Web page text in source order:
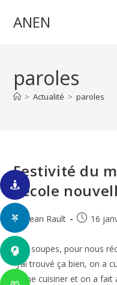
ANEN
paroles
> Actualité > paroles
Festivité du
l’école
Auteur/autrice
de
la
publication :
Jean Rault 16
Des soupes, pour nous
"J’ai trouvé ça bien, on a
J’aime cuisiner et on a